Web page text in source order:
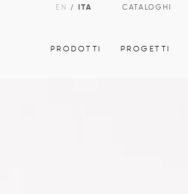
EN / ITA CATALOGHI
PRODOTTI PROGETTI